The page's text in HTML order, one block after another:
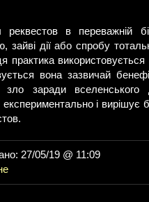
в переважній
зайві дії або спробу
практика використовується
вона зазвичай
зло заради
експериментально і
27/05/19 @ 11:09